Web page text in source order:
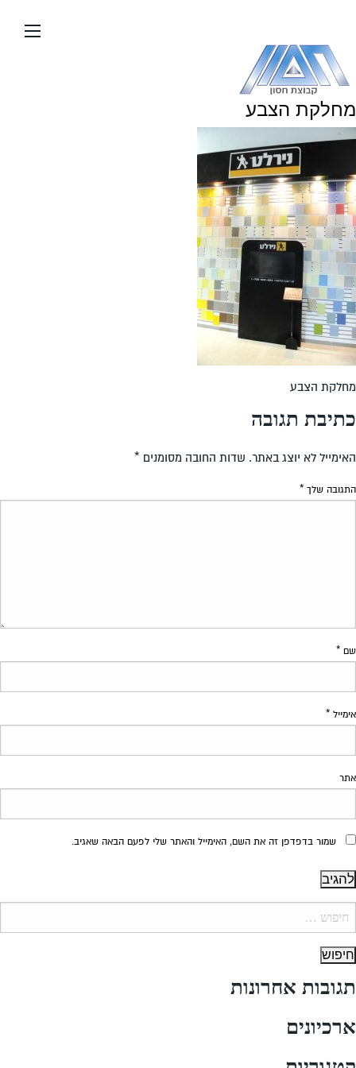
העמוד
מחלקת הצבע
מחלקת הצבע
כתיבת תגובה
האימייל לא יוצג באתר. שדות החובה מסומנים *
התגובה שלך *
שם *
אימייל *
אתר
שמור בדפדפן זה את השם, האימייל והאתר שלי לפעם הבאה שאגיב.
תגובות אחרונות
ארכיונים